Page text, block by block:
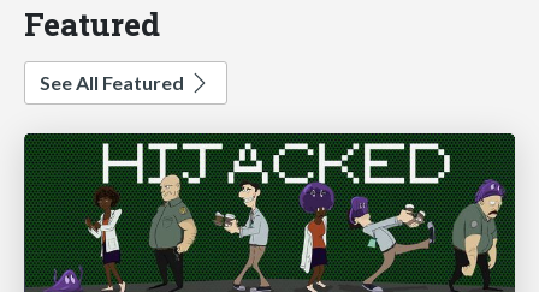
Featured
See All Featured